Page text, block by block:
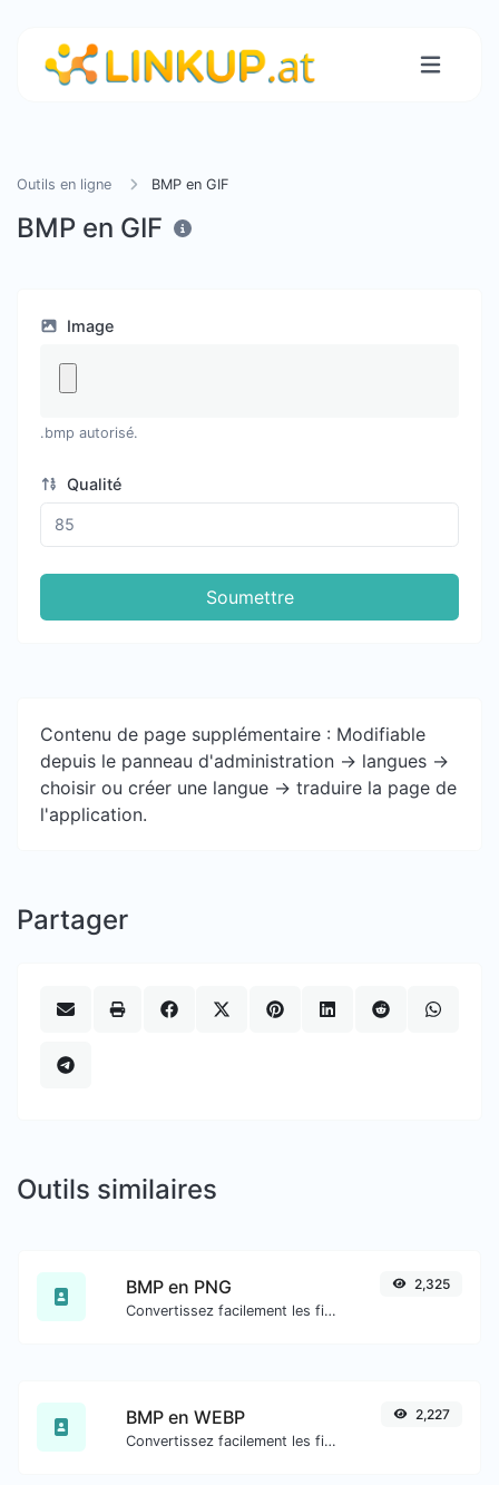
Outils en ligne BMP en GIF
BMP en GIF
Image
.bmp autorisé.
Qualité
Soumettre
Contenu de page supplémentaire : Modifiable
depuis le panneau d'administration -> langues ->
choisir ou créer une langue -> traduire la page de
l'application.
Partager
Outils similaires
BMP en PNG
Convertissez facilement les fichiers image BMP en PNG.
2,325
BMP en WEBP
Convertissez facilement les fichiers image BMP en WEBP.
2,227